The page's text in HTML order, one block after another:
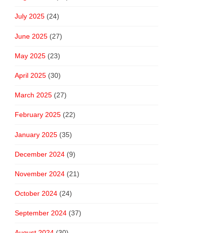
July 2025 (24)
June 2025 (27)
May 2025 (23)
April 2025 (30)
March 2025 (27)
February 2025 (22)
January 2025 (35)
December 2024 (9)
November 2024 (21)
October 2024 (24)
September 2024 (37)